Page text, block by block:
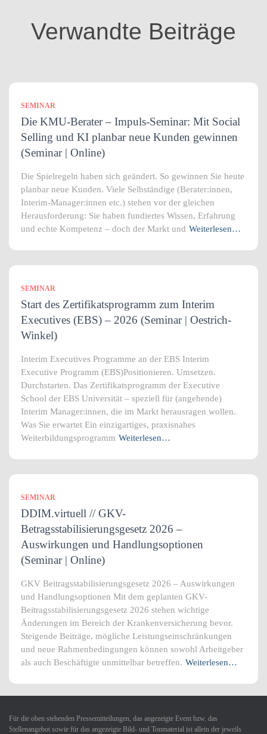
Verwandte Beiträge
SEMINAR
Die KMU-Berater – Impuls-Seminar: Mit Social
Selling und KI planbar neue Kunden gewinnen
(Seminar | Online)
Die Spielregeln haben sich geändert. So gewinnen Sie heute
planbar neue Kunden. Viele Selbständige (Berater:innen,
Interim-Manager:innen etc.) stehen vor der gleichen
Herausforderung: Sie haben fundiertes Wissen, Erfahrung
und echte Kompetenz – doch der Markt und Weiterlesen…
SEMINAR
Start des Zertifikatsprogramm zum Interim
Executives (EBS) – 2026 (Seminar | Oestrich-
Winkel)
Interim Executives Programme an der EBS Interim
Executive Programm (EBS)Positionieren. Umsetzen.
Durchstarten. Das Zertifikatsprogramm der Executive
School der EBS Universität – speziell für (angehende)
Interim Manager:innen, die im Markt herausragen wollen.
Was Sie erwartet Ein einzigartiges, praxisnahes
Weiterbildungsprogramm Weiterlesen…
SEMINAR
DDIM.virtuell // GKV-
Betragsstabilisierungsgesetz 2026 –
Auswirkungen und Handlungsoptionen
(Seminar | Online)
GKV Beitragsstabilisierungsgesetz 2026 – Auswirkungen
und Handlungsoptionen Mit dem geplanten GKV-
Beitragsstabilisierungsgesetz 2026 stehen wichtige
Änderungen im Bereich der Krankenversicherung bevor.
Steigende Beiträge, mögliche Leistungseinschränkungen
und neue Rahmenbedingungen können sowohl Arbeitgeber
als auch Beschäftigte unmittelbar betreffen. Weiterlesen…
Für die oben stehenden Pressemitteilungen, das angezeigte Event bzw. das
Stellenangebot sowie für das angezeigte Bild- und Tonmaterial ist allein der jeweils